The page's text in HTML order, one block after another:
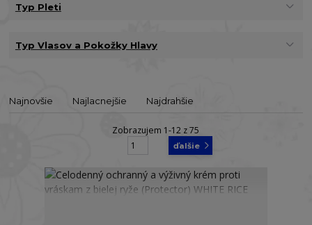
Typ Pleti
Typ Vlasov a Pokožky Hlavy
Najnovšie Najlacnejšie Najdrahšie
Zobrazujem 1-12 z 75
ďalšie